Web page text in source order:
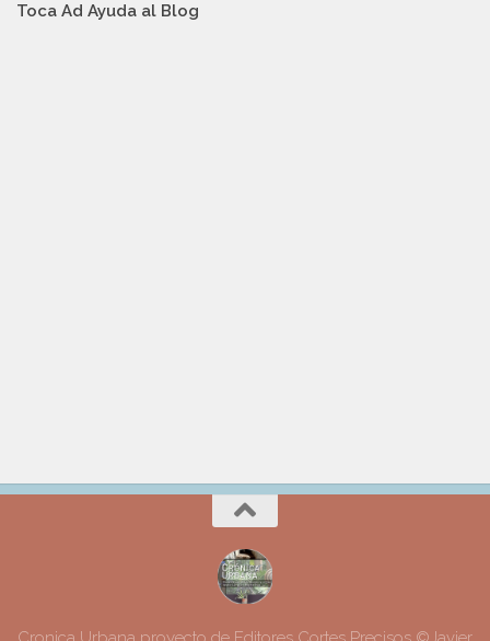
Toca Ad Ayuda al Blog